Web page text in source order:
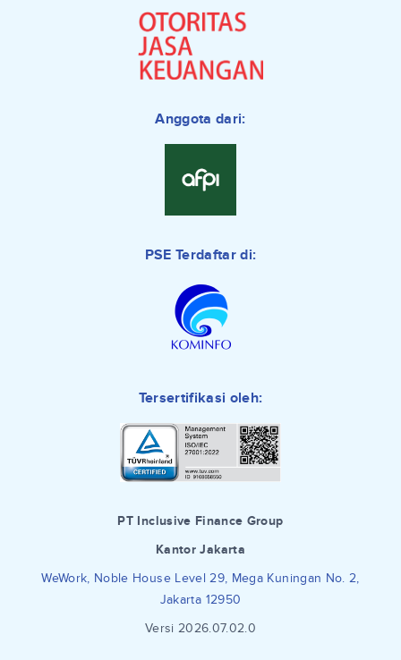
Anggota dari:
PSE Terdaftar di:
Tersertifikasi oleh:
PT Inclusive Finance Group
Kantor Jakarta
WeWork, Noble House Level 29, Mega Kuningan No. 2,
Jakarta 12950
Versi 2026.07.02.0